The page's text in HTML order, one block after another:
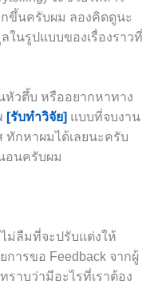
ขึ้นครับผม ลองคิดดูนะ
ในรูปแบบของเรื่องราวที่
หัวตึ้บ หรืออยากหาทาง
[รับทำวิจัย] แบบที่จบงาน
ทักหาผมได้เลยนะครับ
อนครับผม
ม่ลืมที่จะปรับแต่งให้
ารขอ Feedback จากผู้
ราบว่ามีอะไรที่เราต้อง